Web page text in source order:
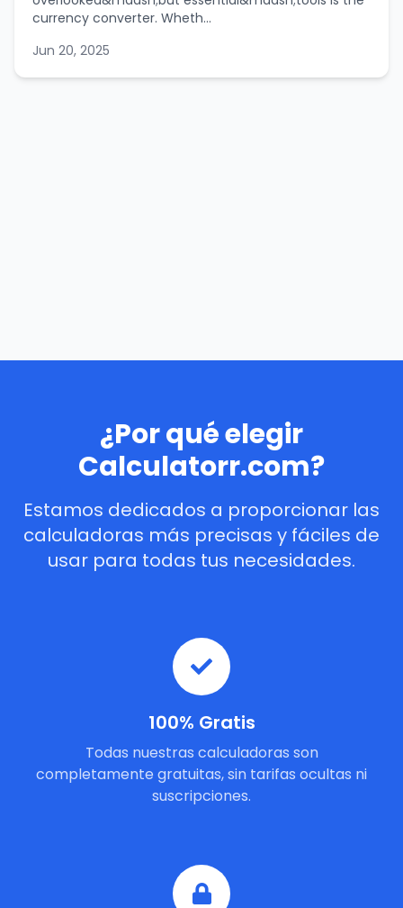
currency converter. Wheth...
Jun 20, 2025
¿Por qué elegir
Calculatorr.com?
Estamos dedicados a proporcionar las
calculadoras más precisas y fáciles de
usar para todas tus necesidades.
100% Gratis
Todas nuestras calculadoras son
completamente gratuitas, sin tarifas ocultas ni
suscripciones.